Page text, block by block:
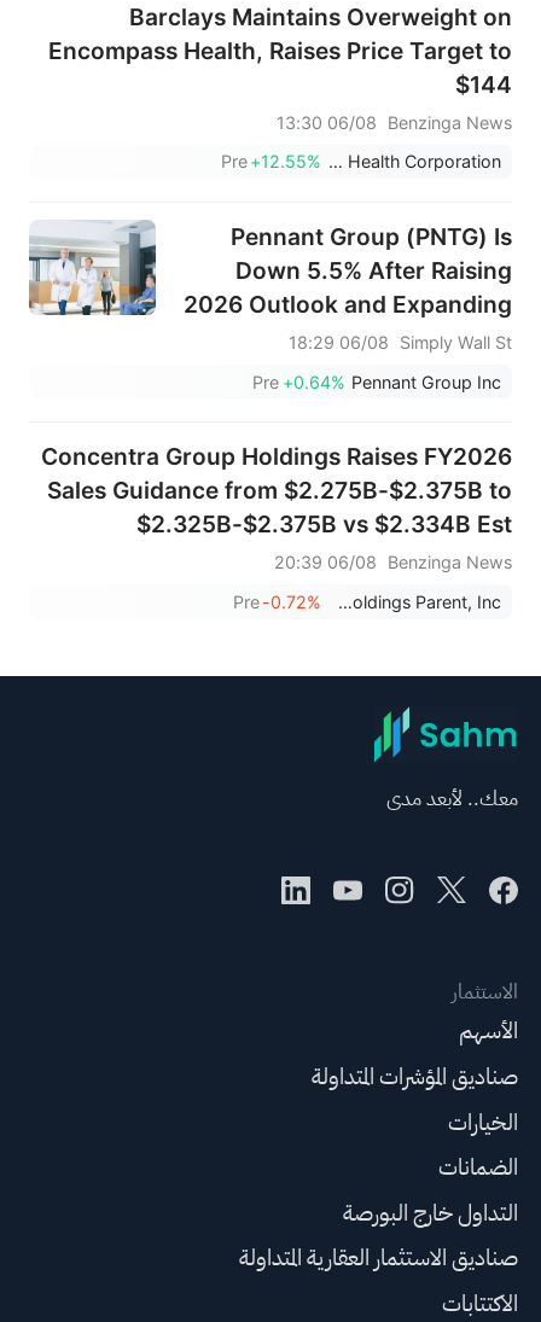
Barclays Maintains Overweight on
Encompass Health, Raises Price Target to
$144
Benzinga News
06/08 13:30
Encompass Health Corporation
+12.55%
Pre
Pennant Group (PNTG) Is
Down 5.5% After Raising
2026 Outlook and Expanding
Senior Living Footprint
Simply Wall St
06/08 18:29
Pennant Group Inc
+0.64%
Pre
Concentra Group Holdings Raises FY2026
Sales Guidance from $2.275B-$2.375B to
$2.325B-$2.375B vs $2.334B Est
Benzinga News
06/08 20:39
Concentra Group Holdings Parent, Inc.
-0.72%
Pre
معك.. لأبعد مدى
الاستثمار
الأسهم
صناديق المؤشرات المتداولة
الخيارات
الضمانات
التداول خارج البورصة
صناديق الاستثمار العقارية المتداولة
الاكتتابات